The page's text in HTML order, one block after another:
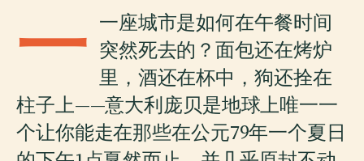
一 一座城市是如何在午餐时间
突然死去的？面包还在烤炉
里，酒还在杯中，狗还拴在
柱子上——意大利庞贝是地球上唯一一
个让你能走在那些在公元79年一个夏日